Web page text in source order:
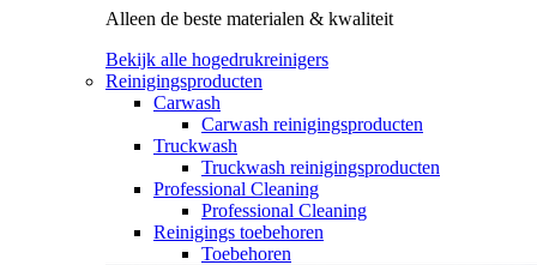
Alleen de beste materialen & kwaliteit
Bekijk alle hogedrukreinigers
Reinigingsproducten
Carwash
Carwash reinigingsproducten
Truckwash
Truckwash reinigingsproducten
Professional Cleaning
Professional Cleaning
Reinigings toebehoren
Toebehoren